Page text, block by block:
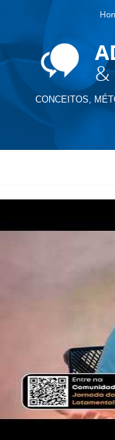
CONCEITOS,